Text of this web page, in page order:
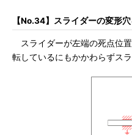
【No.34】スライダーの変形
スライダーが左端の死点位
転しているにもかかわらずス